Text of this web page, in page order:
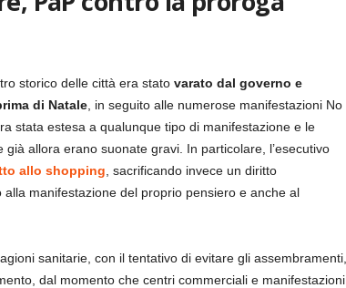
storico delle città era stato varato dal governo e
di Natale, in seguito alle numerose manifestazioni No
stata estesa a qualunque tipo di manifestazione e le
allora erano suonate gravi. In particolare, l’esecutivo
allo shopping , sacrificando invece un diritto
manifestazione del proprio pensiero e anche al
sanitarie, con il tentativo di evitare gli assembramenti,
dal momento che centri commerciali e manifestazioni